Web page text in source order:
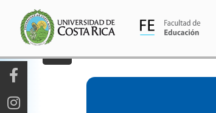
contenido
principal